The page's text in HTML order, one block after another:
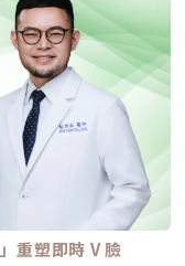
探頭和360度真空水螺
菲秀』通常用於整體煥
於深層毛孔的清潔和吸
水光儀可能更符合他們的
自動感應科技，搭配9針
容物、施打劑量、治療深
自動注射，可定點定量精
。『Vital Injector3』則
避免治療過程中注射器吸
生安全性；同時，消費者
次性耗材，方可避免感染
理模式，『SEYO無針水
皮專利技術，將含有LP3
間隙進入肌底，一次10分
私密處等都是適用範疇。
數據和持續優化治療參數
化的肌膚保養體驗。立即
重塑即時 V 臉